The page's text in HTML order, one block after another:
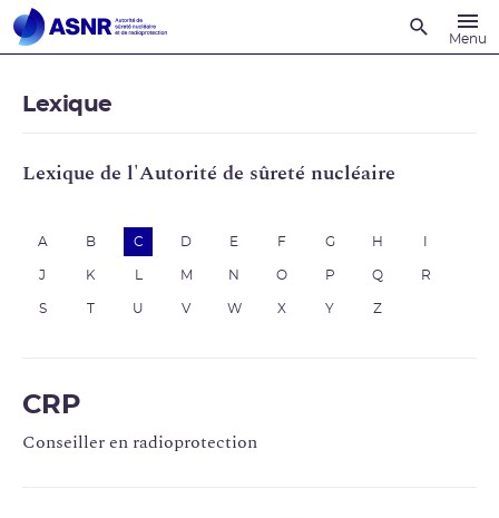
Menu
Lexique
Lexique de l'Autorité de sûreté nucléaire
A B C D E F G H
J K M N O P Q R
S U V W X Y Z
CRP
Conseiller en radioprotection